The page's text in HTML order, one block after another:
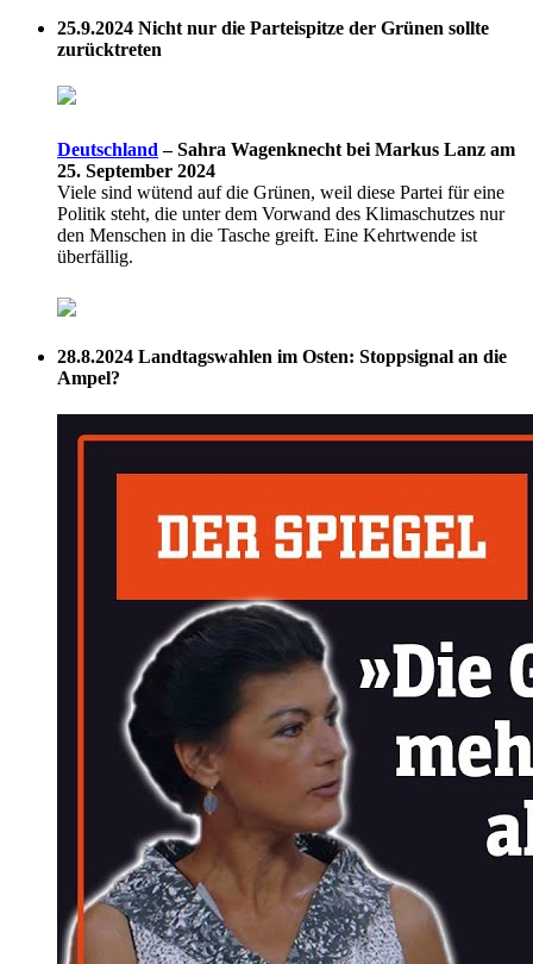
25.9.2024 Nicht nur die Parteispitze der Grünen sollte
zurücktreten
Deutschland – Sahra Wagenknecht bei Markus Lanz am
25. September 2024
Viele sind wütend auf die Grünen, weil diese Partei für eine
Politik steht, die unter dem Vorwand des Klimaschutzes nur
den Menschen in die Tasche greift. Eine Kehrtwende ist
überfällig.
28.8.2024 Landtagswahlen im Osten: Stoppsignal an die
Ampel?